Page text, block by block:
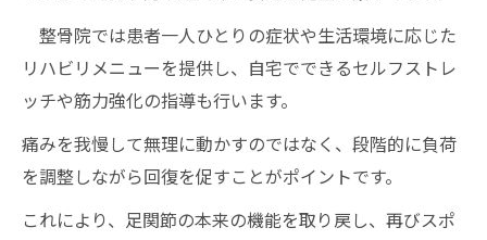
整骨院では患者一人ひとりの症状や生活環境に応じた
リハビリメニューを提供し、自宅でできるセルフストレ
ッチや筋力強化の指導も行います。
痛みを我慢して無理に動かすのではなく、段階的に負荷
を調整しながら回復を促すことがポイントです。
これにより、足関節の本来の機能を取り戻し、再びスポ